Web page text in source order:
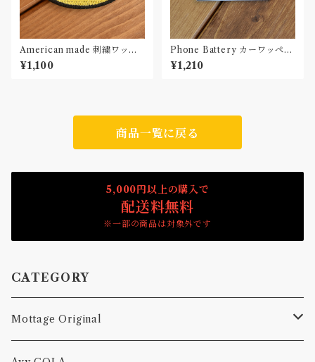
American made 刺繍ワッペ
ン Patch
¥1,100
Phone Battery カーワッペン
Car Patch PVC
¥1,210
商品一覧に戻る
5,000円以上の購入で
配送料無料
※一部の商品は対象外です
CATEGORY
Mottage Original